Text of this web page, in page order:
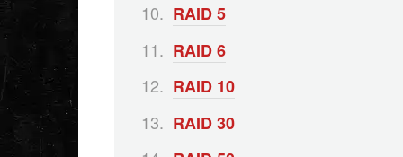
RAID 5
RAID 6
RAID 10
RAID 30